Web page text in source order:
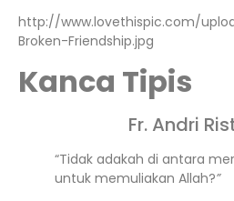
http://www.lovethispic.com/
Broken-Friendship.jpg
Kanca Tipis
Fr. Andri
“Tidak adakah di antara
untuk memuliakan Allah?”